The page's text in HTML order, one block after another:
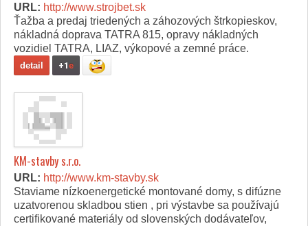
URL: http://www.strojbet.sk
Ťažba a predaj triedených a záhozových štrkopieskov,
nákladná doprava TATRA 815, opravy nákladných
vozidiel TATRA, LIAZ, výkopové a zemné práce.
detail +1e
KM-stavby s.r.o.
URL: http://www.km-stavby.sk
Staviame nízkoenergetické montované domy, s difúzne
uzatvorenou skladbou stien , pri výstavbe sa používajú
certifikované materiály od slovenských dodávateľov,